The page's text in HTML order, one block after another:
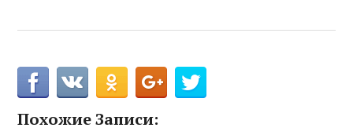
Похожие Записи: